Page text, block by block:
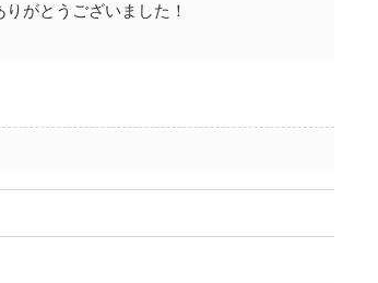
がとうございました！